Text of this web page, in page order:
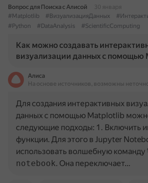
Вопрос для Поиска с Алисой
30 января
#Matplotlib
#ВизуализацияДанных
#Python
#DataAnalysis #ScientificComputing
Как можно создавать
визуализации данных с помощью
Алиса
На основе источников, возможны
Для создания интерактивных
данных с помощью Matplotlib
следующие подходы: 1. Включить
функции. Для этого в Jupyter
использовать волшебную команду
notebook. Она переключает…